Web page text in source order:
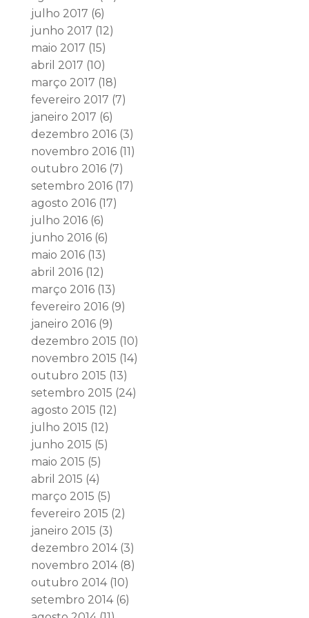
julho 2017 (6)
junho 2017 (12)
maio 2017 (15)
abril 2017 (10)
março 2017 (18)
fevereiro 2017 (7)
janeiro 2017 (6)
dezembro 2016(3)
novembro 2016(11)
outubro 2016(7)
setembro 2016(17)
agosto 2016(17)
julho 2016(6)
junho 2016(6)
maio 2016(13)
abril 2016(12)
março 2016(13)
fevereiro 2016(9)
janeiro 2016(9)
dezembro 2015 (10)
novembro 2015 (14)
outubro 2015 (13)
setembro 2015 (24)
agosto 2015 (12)
julho 2015 (12)
junho 2015 (5)
maio 2015 (5)
abril 2015 (4)
março 2015 (5)
fevereiro 2015 (2)
janeiro 2015 (3)
dezembro 2014(3)
novembro 2014(8)
outubro 2014(10)
setembro 2014(6)